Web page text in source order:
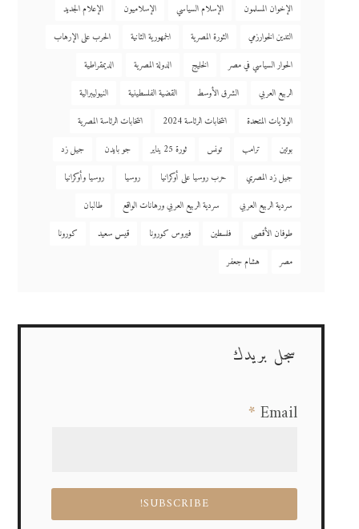
الإخوان المسلمون
الإسلام السياسي الإسلاميون
الإعلام الجديد
التدين الخوارزمي
الثورة المصرية الجمهورية الثانية
الحرب على الإرهاب
الحوار السياسي في مصر
الخليج الدولة المصرية
الديمقراطية
الربيع العربي
الشرق الأوسط القضية الفلسطينية
النيوليبرالية
الولايات المتحدة
انتخابات الرئاسة 2024
انتخابات الرئاسة المصرية
بوتين
ترامب تونس ثورة 25 يناير جو بايدن
جيل زد
جيل زد المصري
حرب روسيا على أوكرانيا روسيا
روسيا وأوكرانيا
سردية الربيع العربي
سردية الربيع العربي ورهانات الواقع
طالبان
طوفان الأقصى
فلسطين فيروس كورونا قيس سعيد
كورونا
مصر
هشام جعفر
سجل بريدك
Email
*